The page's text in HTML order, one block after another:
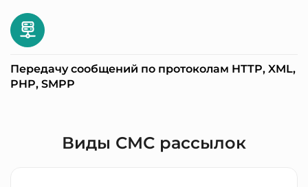
Передачу сообщений по протоколам HTTP, XML,
PHP, SMPP
Виды СМС рассылок